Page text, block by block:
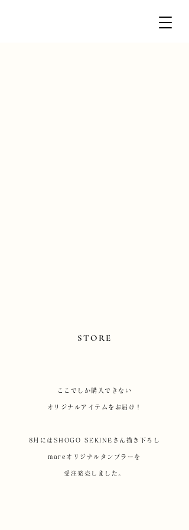
STORE
ここでしか購入できない
オリジナルアイテムをお届け！
8月にはSHOGO SEKINEさん描き下ろし
mareオリジナルタンブラーを
受注発売しました。